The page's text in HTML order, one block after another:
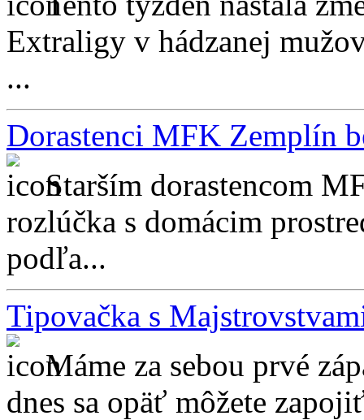
Extraligy v hádzanej
...
Dorastenci MFK Zemplín
Starším dorastencom
rozlúčka s domácim
podľa...
Tipovačka s
Máme za sebou prvé
dnes sa opäť môžete